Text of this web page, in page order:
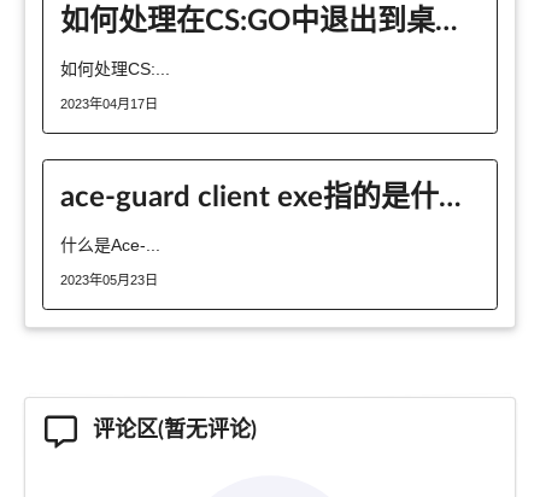
如何处理在CS:GO中退出到桌面后无法重新打开游戏的问题？
如何处理CS:...
2023年04月17日
ace-guard client exe指的是什么程序
什么是Ace-...
2023年05月23日
评论区(暂无评论)